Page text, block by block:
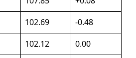
102.69
-0.48
102.12
0.00